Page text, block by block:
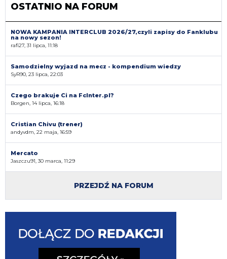
OSTATNIO NA FORUM
NOWA KAMPANIA INTERCLUB 2026/27,czyli zapisy do Fanklubu
na nowy sezon!
rafi27, 31 lipca, 11:18
Samodzielny wyjazd na mecz - kompendium wiedzy
SyR90, 23 lipca, 22:03
Czego brakuje Ci na FcInter.pl?
Borgen, 14 lipca, 16:18
Cristian Chivu (trener)
andyvdm, 22 maja, 16:59
Mercato
Jaszczu91, 30 marca, 11:29
PRZEJDŹ NA FORUM